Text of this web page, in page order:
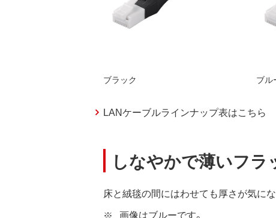
ブラック ブル
LANケーブルラインナップ表はこちら
しなやかで薄いフ
床と絨毯の間にはわせても厚さが気に
画像はブルーです。